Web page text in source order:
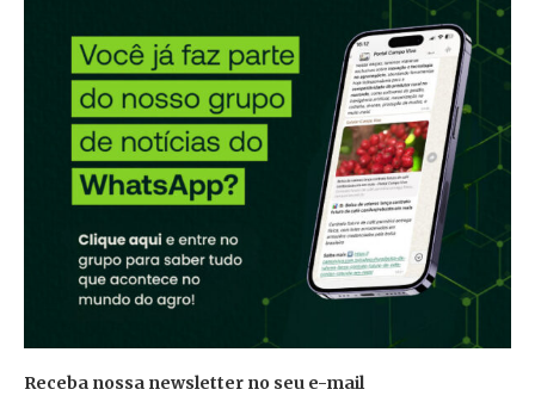
Receba nossa newsletter no seu e-mail